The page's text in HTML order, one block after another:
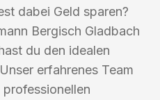
dabei Geld sparen?
Bergisch Gladbach
du den idealen
erfahrenes Team